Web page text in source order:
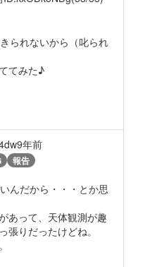
られないから（叱られ
てみた♪
9年前
報告
んだから・・・とか思
あって、天体観測が趣
張りだったけどね。